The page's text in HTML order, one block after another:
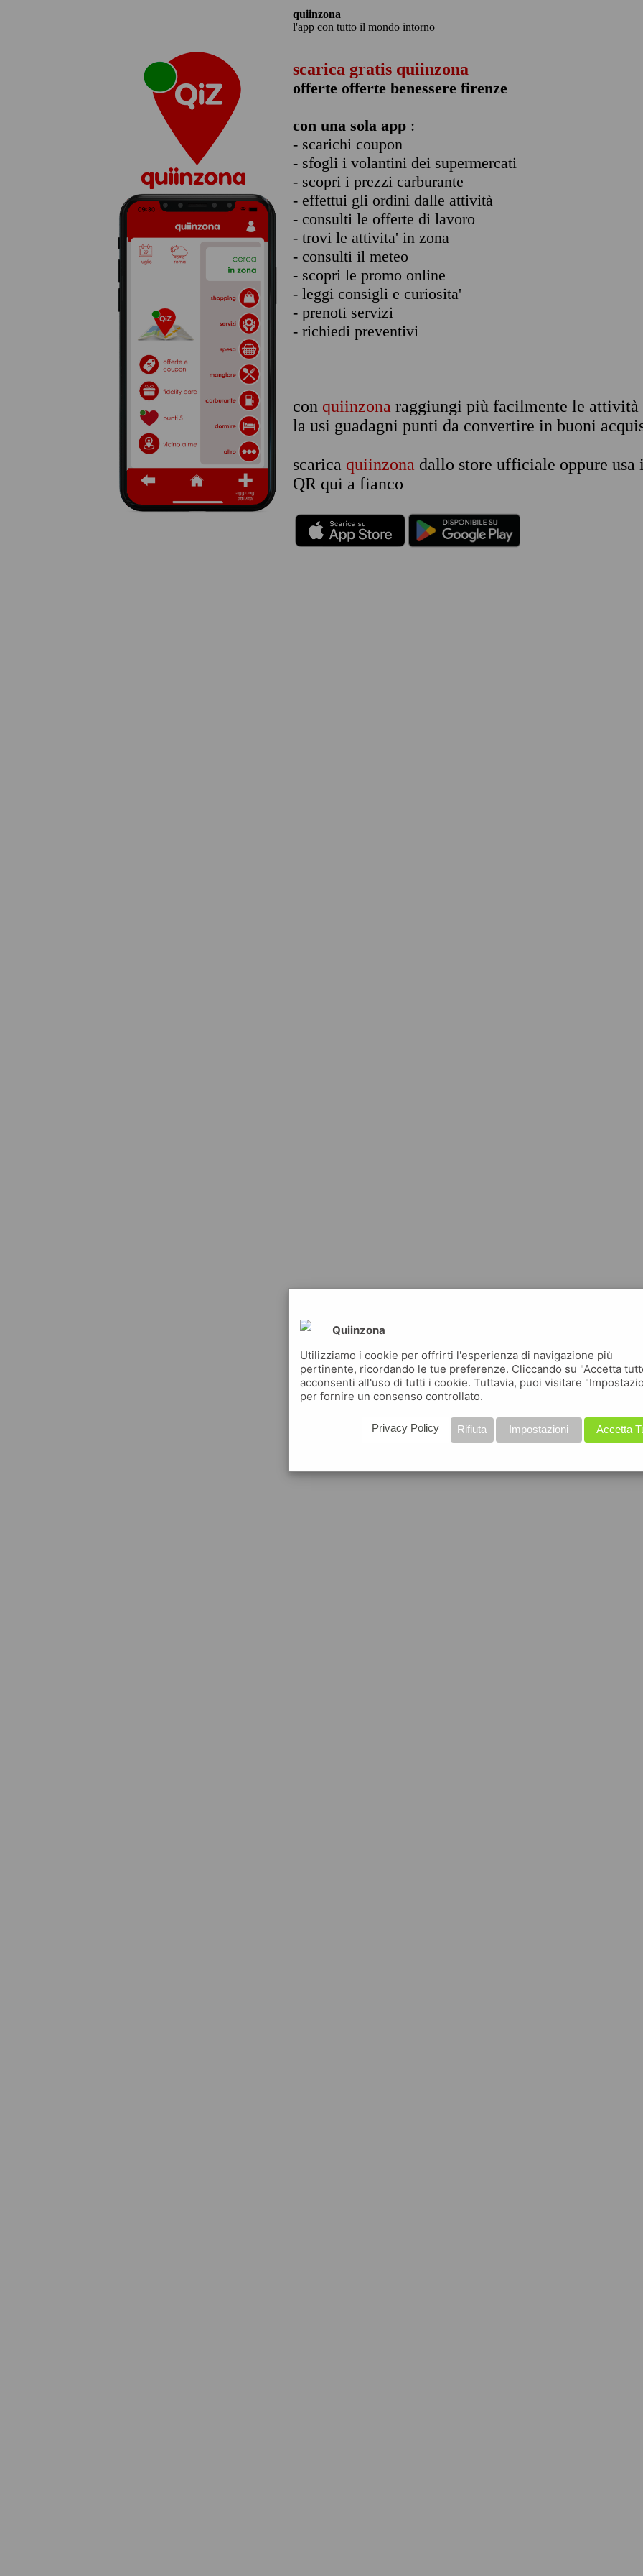
quiinzona
l'app con tutto il mondo intorno
scarica gratis quiinzona
offerte offerte benessere firenze
con una sola app :
- scarichi coupon
- sfogli i volantini dei supermercati
- scopri i prezzi carburante
- effettui gli ordini dalle attività
- consulti le offerte di lavoro
- trovi le attivita' in zona
- consulti il meteo
- scopri le promo online
- leggi consigli e curiosita'
- prenoti servizi
- richiedi preventivi
con quiinzona raggiungi più facilmente le attività
la usi guadagni punti da convertire in buoni
scarica quiinzona dallo store ufficiale oppure usa
QR qui a fianco
Quiinzona
Utilizziamo i cookie per offrirti l'esperienza di navigazione più
pertinente, ricordando le tue preferenze. Cliccando su "Accetta
acconsenti all'uso di tutti i cookie. Tuttavia, puoi visitare
per fornire un consenso controllato.
Accetta
Impostazioni
Rifiuta
Privacy Policy